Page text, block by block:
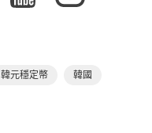
韓元穩定幣 韓國